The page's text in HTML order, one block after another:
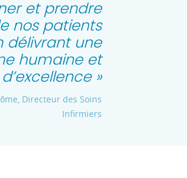
et prendre
nos patients
délivrant une
humaine et
d’excellence »
Directeur des Soins
Infirmiers